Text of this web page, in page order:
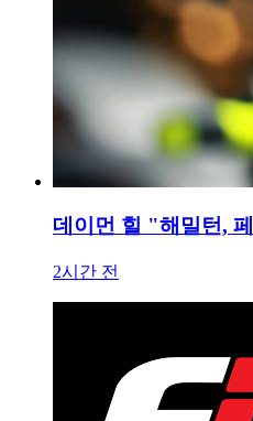
데이먼 힐 "해밀턴,
2시간 전